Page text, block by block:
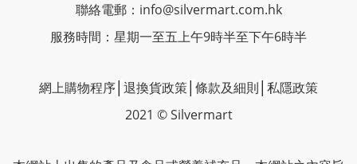
聯絡電郵： info@silvermart.com.hk
服務時間：星期一至五上午9時半至下午6時半
網上購物程序 退換貨政策 條款及細則 私隱政策
2021 © Silvermart